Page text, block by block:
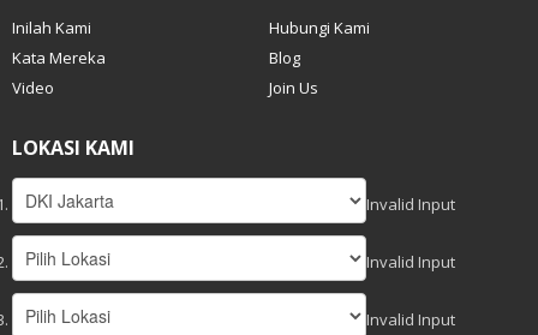
Inilah Kami
Hubungi Kami
Kata Mereka
Blog
Video
Join Us
LOKASI KAMI
Invalid Input
Invalid Input
Invalid Input